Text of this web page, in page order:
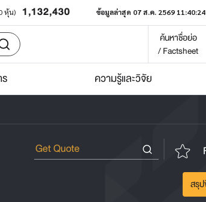
หุ้น) 1,132,430 ข้อมูลล่าสุด 07 ส.ค. 2569 11:40:24
ค้นหาชื่อย่อ
/ Factsheet
ความรู้และวิจัย
สรุ